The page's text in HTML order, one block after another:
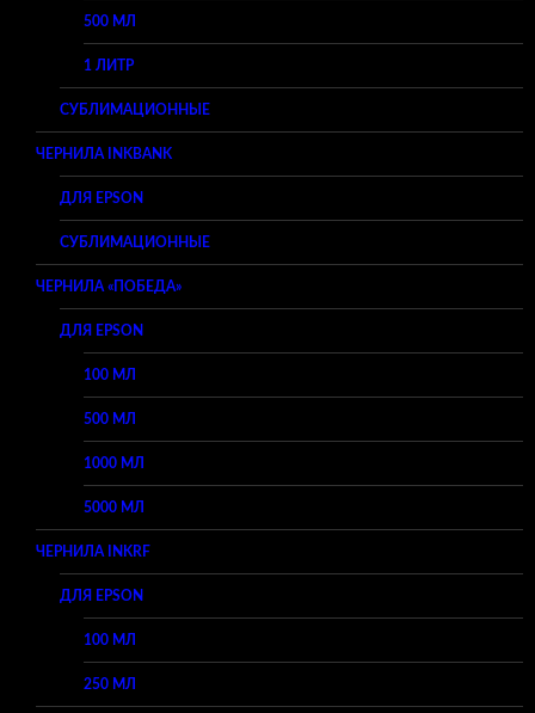
500 МЛ
1 ЛИТР
СУБЛИМАЦИОННЫЕ
ЧЕРНИЛА INKBANK
ДЛЯ EPSON
СУБЛИМАЦИОННЫЕ
ЧЕРНИЛА «ПОБЕДА»
ДЛЯ EPSON
100 МЛ
500 МЛ
1000 МЛ
5000 МЛ
ЧЕРНИЛА INKRF
ДЛЯ EPSON
100 МЛ
250 МЛ